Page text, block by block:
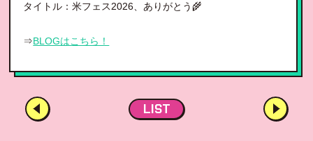
タイトル：米フェス2026、ありがとう🌾
⇒BLOGはこちら！
LIST